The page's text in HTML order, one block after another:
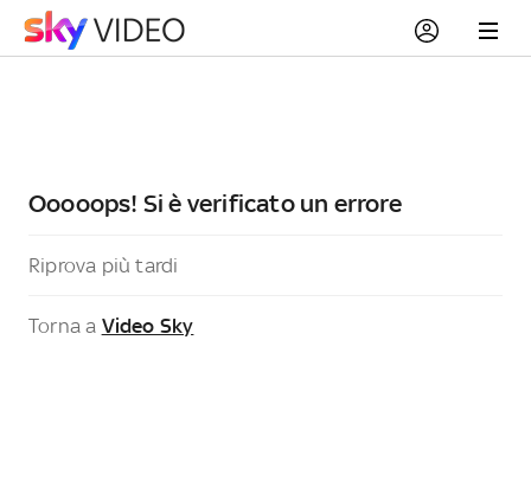
Ooooops! Si è verificato un errore
Riprova più tardi
Torna a Video Sky